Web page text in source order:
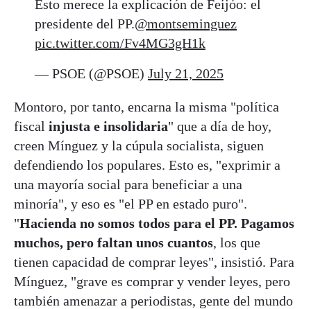
Esto merece la explicación de Feijóo: el
presidente del PP.@montseminguez
pic.twitter.com/Fv4MG3gH1k
— PSOE (@PSOE) July 21, 2025
Montoro, por tanto, encarna la misma "política
fiscal injusta e insolidaria" que a día de hoy,
creen Mínguez y la cúpula socialista, siguen
defendiendo los populares. Esto es, "exprimir a
una mayoría social para beneficiar a una
minoría", y eso es "el PP en estado puro".
"Hacienda no somos todos para el PP. Pagamos
muchos, pero faltan unos cuantos, los que
tienen capacidad de comprar leyes", insistió. Para
Mínguez, "grave es comprar y vender leyes, pero
también amenazar a periodistas, gente del mundo